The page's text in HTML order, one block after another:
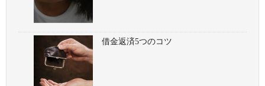
借金返済5つのコツ